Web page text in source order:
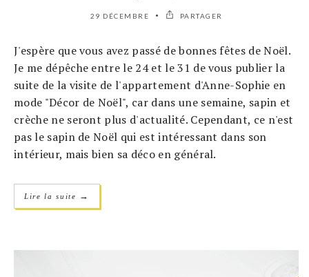
29 DÉCEMBRE PARTAGER
J'espère que vous avez passé de bonnes fêtes de Noël.
Je me dépêche entre le 24 et le 31 de vous publier la
suite de la visite de l'appartement d'Anne-Sophie en
mode "Décor de Noël", car dans une semaine, sapin et
crèche ne seront plus d'actualité. Cependant, ce n'est
pas le sapin de Noël qui est intéressant dans son
intérieur, mais bien sa déco en général.
Lire la suite →